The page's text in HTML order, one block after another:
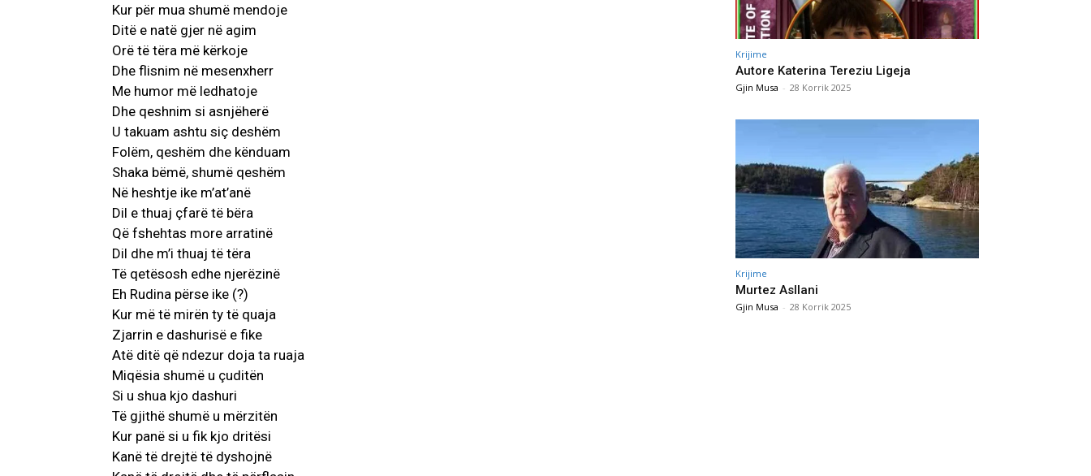
Kur për mua shumë mendoje
Ditë e natë gjer në agim
Orë të tëra më kërkoje
Dhe flisnim në mesenxherr
Me humor më ledhatoje
Dhe qeshnim si asnjëherë
U takuam ashtu siç deshëm
Folëm, qeshëm dhe kënduam
Shaka bëmë, shumë qeshëm
Në heshtje ike m’at’anë
Dil e thuaj çfarë të bëra
Që fshehtas more arratinë
Dil dhe m’i thuaj të tëra
Të qetësosh edhe njerëzinë
Eh Rudina përse ike (?)
Kur më të mirën ty të quaja
Zjarrin e dashurisë e fike
Atë ditë që ndezur doja ta ruaja
Miqësia shumë u çuditën
Si u shua kjo dashuri
Të gjithë shumë u mërzitën
Kur panë si u fik kjo dritësi
Kanë të drejtë të dyshojnë
Krijime
Autore Katerina Tereziu Ligeja
Gjin Musa - 28 Korrik 2025
Krijime
Murtez Asllani
Gjin Musa - 28 Korrik 2025